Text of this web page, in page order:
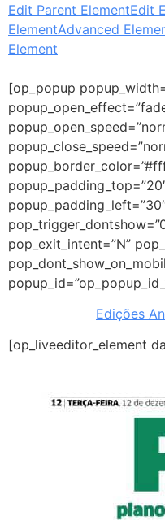
Edit Parent ElementEdit
ElementAdvanced
Element
[op_popup
pop_exit_intent=”N”
Edições
[op_liveeditor_element